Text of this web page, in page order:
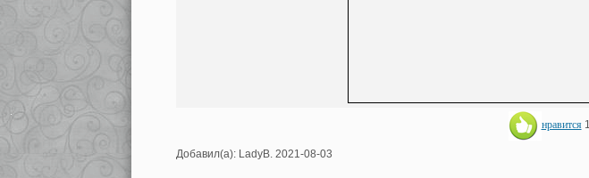
нравится 1
Добавил(а): LadyB. 2021-08-03